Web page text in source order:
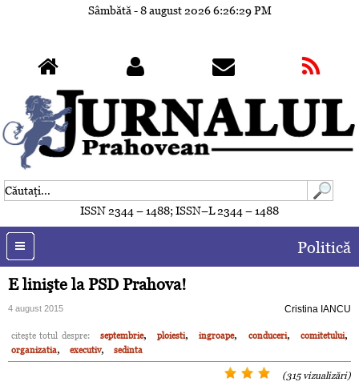
Sâmbătă - 8 august 20266:26:32 PM
ISSN 2344 – 1488; ISSN–L 2344 – 1488
Politică
E linişte la PSD Prahova!
4 august 2015 Cristina IANCU
citeşte totul despre: septembrie, ploiesti, ingroape, conduceri, comitetului,
organizatia, executiv, sedinta
(315 vizualizări)